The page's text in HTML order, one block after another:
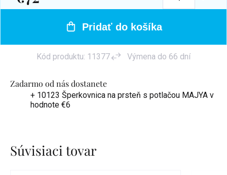
Zadarmo od nás dostanete
+ 10123 Šperkovnica na prsteň s potlačou MAJYA v
hodnote €6
Jednotková
Pridať do košíka
Kód produktu: 11377 Výmena do 66 dní
Súvisiaci tovar